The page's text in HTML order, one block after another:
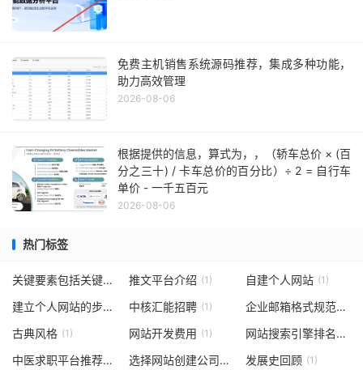
免费主机销售系统源码推荐，集成多种功能，
助力高效管理
2026-08-06
根据提供的信息，算式为，，（轿车总价 × (百
分之三十) / 卡车总价的百分比）÷ 2 = 自行车
单价 - 一千五百元
2026-08-06
热门标签
关键要素包括关键词研究 (1)
推文平台介绍 (1) 自建个人网站 (1)
建立个人网站的步骤 中核汇能招聘 (1) 企业邮箱格式规范
(1)
古典风格 (1) 网站开发费用 (1) 网站搜索引擎排名提升
中医求职平台推荐
(1) 选择网站创建公司
(1) 发展史回顾 (1)